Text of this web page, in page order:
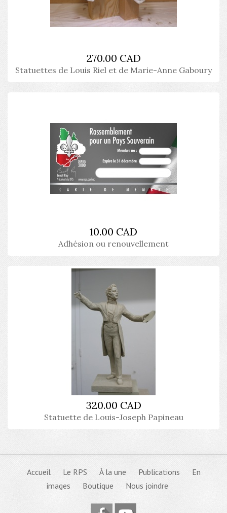
270.00 CAD
Statuettes de Louis Riel et de Marie-Anne Gaboury
10.00 CAD
Adhésion ou renouvellement
320.00 CAD
Statuette de Louis-Joseph Papineau
Accueil Le RPS À la une Publications
En
images
Boutique Nous joindre